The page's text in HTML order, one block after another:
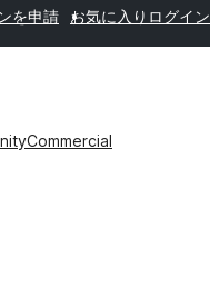
を申請 お気に入り ログイン
Commercial